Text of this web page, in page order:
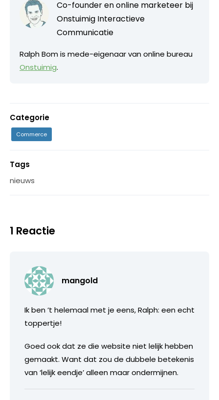
Co-founder en online marketeer bij
Onstuimig Interactieve
Communicatie
Ralph Bom is mede-eigenaar van online bureau
Onstuimig.
Categorie
Commerce
Tags
nieuws
1 Reactie
mangold
Ik ben ’t helemaal met je eens, Ralph: een echt
toppertje!
Goed ook dat ze die website niet lelijk hebben
gemaakt. Want dat zou de dubbele betekenis
van ‘lelijk eendje’ alleen maar ondermijnen.